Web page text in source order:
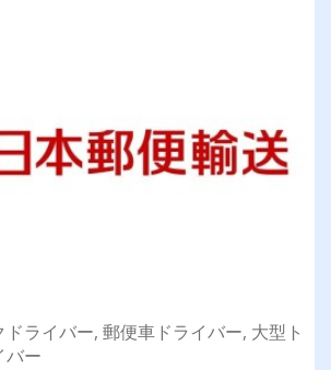
ライバー, 郵便車ドライバー, 大型ト
バー